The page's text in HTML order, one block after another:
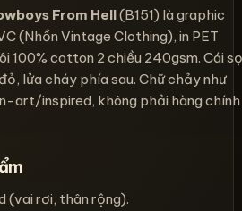
From Hell(B151) là graphic
(Nhồn Vintage Clothing), in PET
100% cotton 2 chiều 240gsm. Cái sọ
lửa cháy phía sau. Chữ chảy như
art/inspired, không phải hàng chính
(vai rơi, thân rộng).